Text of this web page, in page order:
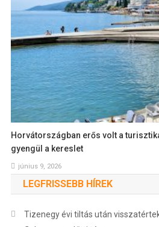
Horvátországban erős volt a
gyengül a kereslet
június 9, 2026
LEGFRISSEBB HÍREK
Tizenegy évi tiltás után